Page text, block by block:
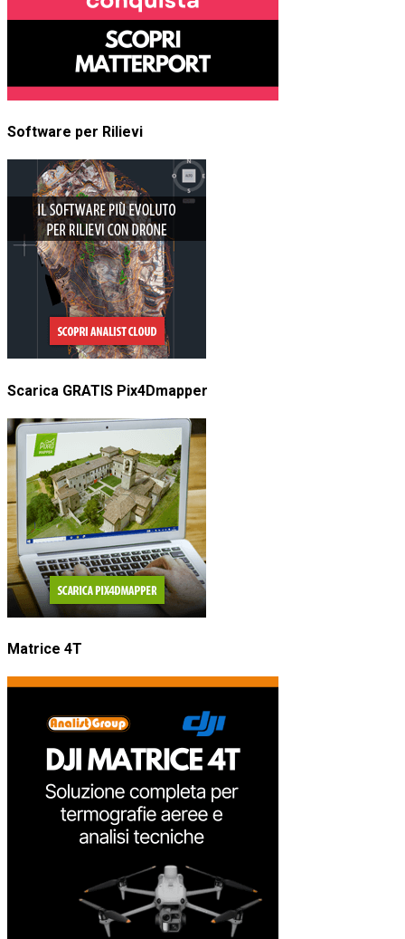
Software per Rilievi
Scarica GRATIS Pix4Dmapper
Matrice 4T